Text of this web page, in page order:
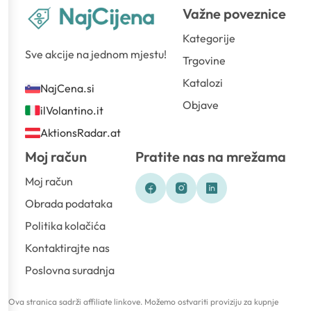
Sve akcije na jednom mjestu!
NajCena.si
ilVolantino.it
AktionsRadar.at
Važne poveznice
Kategorije
Trgovine
Katalozi
Objave
Moj račun
Moj račun
Obrada podataka
Politika kolačića
Kontaktirajte nas
Poslovna suradnja
Pratite nas na mrežama
Ova stranica sadrži affiliate linkove. Možemo ostvariti proviziju za kupnje